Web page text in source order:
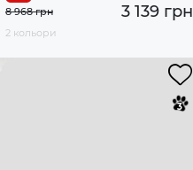
3 139 грн
8 968 грн
2 кольори